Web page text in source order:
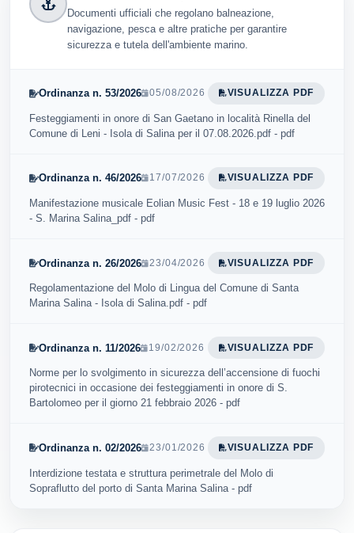
Documenti ufficiali che regolano balneazione,
navigazione, pesca e altre pratiche per garantire
sicurezza e tutela dell'ambiente marino.
Ordinanza n. 53/2026 05/08/2026 VISUALIZZA PDF
Festeggiamenti in onore di San Gaetano in località Rinella del
Comune di Leni - Isola di Salina per il 07.08.2026.pdf - pdf
Ordinanza n. 46/2026 17/07/2026 VISUALIZZA PDF
Manifestazione musicale Eolian Music Fest - 18 e 19 luglio 2026
- S. Marina Salina_pdf - pdf
Ordinanza n. 26/2026 23/04/2026 VISUALIZZA PDF
Regolamentazione del Molo di Lingua del Comune di Santa
Marina Salina - Isola di Salina.pdf - pdf
Ordinanza n. 11/2026 19/02/2026 VISUALIZZA PDF
Norme per lo svolgimento in sicurezza dell’accensione di fuochi
pirotecnici in occasione dei festeggiamenti in onore di S.
Bartolomeo per il giorno 21 febbraio 2026 - pdf
Ordinanza n. 02/2026 23/01/2026 VISUALIZZA PDF
Interdizione testata e struttura perimetrale del Molo di
Sopraflutto del porto di Santa Marina Salina - pdf